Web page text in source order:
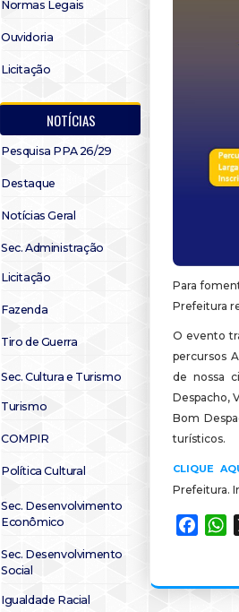
Normas Legais
Ouvidoria
Licitação
NOTÍCIAS
Pesquisa PPA 26/29
Destaque
Notícias Geral
Sec. Administração
Licitação
Fazenda
Tiro de Guerra
Sec. Cultura e Turismo
Turismo
COMPIR
Política Cultural
Sec. Desenvolvimento
Econômico
Sec. Desenvolvimento
Social
Igualdade Racial
Para
Prefeitura
O evento
percursos
de nossa
Despacho,
Bom
turísticos.
CLIQUE
Prefeitura.